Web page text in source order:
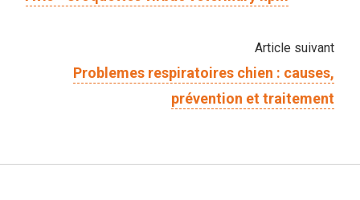
Article suivant
Problemes respiratoires chien : causes,
prévention et traitement